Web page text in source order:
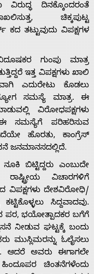
ದಿನಕ್ಕೊಂದರಂತೆ
ಚಿಕ್ಕಪುಟ್ಟ
ಕದ ತಟ್ಟುವುದು ವಿಪಕ್ಷಗಳ
ಗುಂಪು ಮಾತ್ರ
ಇತ್ತ ವಿಪಕ್ಷಗಳು ಖಾಲಿ
ಎದುರೇಟು ಕೊಡಲು
ಸಮಸ್ಯೆ ಮಾತ್ರ. ಈ
ವಿರೋಧಪಕ್ಷಗಳು
ಸಮಸ್ಯೆಗೆ ಪರಿಹರಿಸುವ
ಹೊರತು, ಕಾಂಗ್ರೆಸ್
ಜನಮಾನಸದಲ್ಲಿದೆ.
ಬಿಟ್ಟಿದ್ದರು ಎಂಬುದೇ
ವಿಚಾರಗಳಿಗೆ
ವಿಪಕ್ಷಗಳು ದೇಶವಿರೋಧಿ/
ಸಿದ್ದವಾದವು.
ಪರ, ಭಯೋತ್ಪಾದಕರ ಬಗೆಗೆ
ನೀಡುವ ಘಟ್ಟಕ್ಕೆ ಬಂದು
ಓಲೈಸಲು
ಆದರೆ ಅವರು ಈಗಾಗಲೇ
ಚಿಂತನೆಗಳೆಂದು